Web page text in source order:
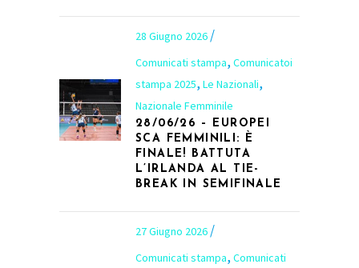
28 Giugno 2026
Comunicati stampa, Comunicatoi
stampa 2025, Le Nazionali,
Nazionale Femminile
28/06/26 – EUROPEI
SCA FEMMINILI: È
FINALE! BATTUTA
L’IRLANDA AL TIE-
BREAK IN SEMIFINALE
27 Giugno 2026
Comunicati stampa, Comunicati